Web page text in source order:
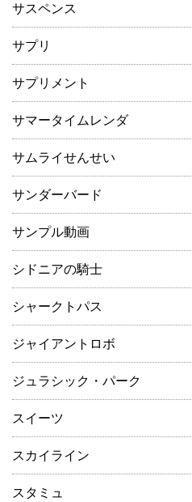
サスペンス
サプリ
サプリメント
サマータイムレンダ
サムライせんせい
サンダーバード
サンプル動画
シドニアの騎士
シャークトパス
ジャイアントロボ
ジュラシック・パーク
スイーツ
スカイライン
スタミュ